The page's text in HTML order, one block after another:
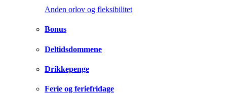
Anden orlov og fleksibilitet
Bonus
Deltidsdommene
Drikkepenge
Ferie og feriefridage